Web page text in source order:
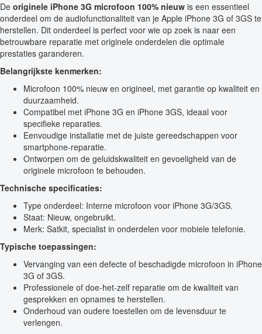
De originele iPhone 3G microfoon 100% nieuw is een essentieel
onderdeel om de audiofunctionaliteit van je Apple iPhone 3G of 3GS te
herstellen. Dit onderdeel is perfect voor wie op zoek is naar een
betrouwbare reparatie met originele onderdelen die optimale
prestaties garanderen.
Belangrijkste kenmerken:
Microfoon 100% nieuw en origineel, met garantie op kwaliteit en
duurzaamheid.
Compatibel met iPhone 3G en iPhone 3GS, ideaal voor
specifieke reparaties.
Eenvoudige installatie met de juiste gereedschappen voor
smartphone-reparatie.
Ontworpen om de geluidskwaliteit en gevoeligheid van de
originele microfoon te behouden.
Technische specificaties:
Type onderdeel: Interne microfoon voor iPhone 3G/3GS.
Staat: Nieuw, ongebruikt.
Merk: Satkit, specialist in onderdelen voor mobiele telefonie.
Typische toepassingen:
Vervanging van een defecte of beschadigde microfoon in iPhone
3G of 3GS.
Professionele of doe-het-zelf reparatie om de kwaliteit van
gesprekken en opnames te herstellen.
Onderhoud van oudere toestellen om de levensduur te
verlengen.